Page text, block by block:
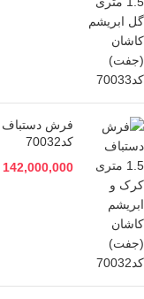
کد70032
142,000,000